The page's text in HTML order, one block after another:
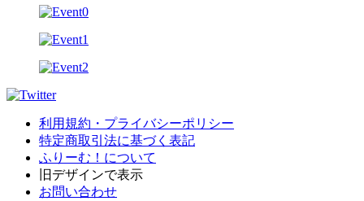
利用規約・プライバシーポリシー
特定商取引法に基づく表記
ふりーむ！について
旧デザインで表示
お問い合わせ